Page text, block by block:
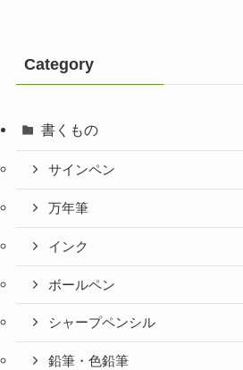
Category
書くもの
サインペン
万年筆
インク
ボールペン
シャープペンシル
鉛筆・色鉛筆